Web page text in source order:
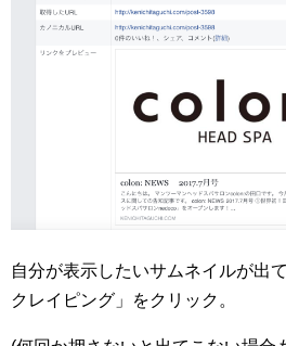
自分が表示したいサムネイルが出
クレイピング」をクリック。